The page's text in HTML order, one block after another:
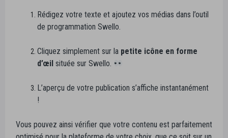
Rédigez votre texte et ajoutez vos médias dans l’outil
de programmation Swello.
Cliquez simplement sur la petite icône en forme
d’œil située sur Swello.
L’aperçu de votre publication s’affiche instantanément
!
Vous pouvez ainsi vérifier que votre contenu est parfaitement